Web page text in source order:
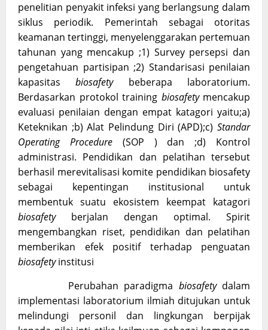
penelitian penyakit infeksi yang berlangsung dalam
siklus periodik. Pemerintah sebagai otoritas
keamanan tertinggi, menyelenggarakan pertemuan
tahunan yang mencakup ;1) Survey persepsi dan
pengetahuan partisipan ;2) Standarisasi penilaian
kapasitasbiosafetybeberapa laboratorium.
Berdasarkan protokol training biosafetymencakup
evaluasi penilaian dengan empat katagori yaitu;a)
Keteknikan ;b) Alat Pelindung Diri (APD);c) Standar
Operating Procedure(SOP ) dan ;d) Kontrol
administrasi. Pendidikan dan pelatihan tersebut
berhasil merevitalisasi komite pendidikan biosafety
sebagai kepentingan institusional untuk
membentuk suatu ekosistem keempat katagori
biosafetyberjalan dengan optimal. Spirit
mengembangkan riset, pendidikan dan pelatihan
memberikan efek positif terhadap penguatan
biosafetyinstitusi
Perubahan paradigma biosafetydalam
implementasi laboratorium ilmiah ditujukan untuk
melindungi personil dan lingkungan berpijak